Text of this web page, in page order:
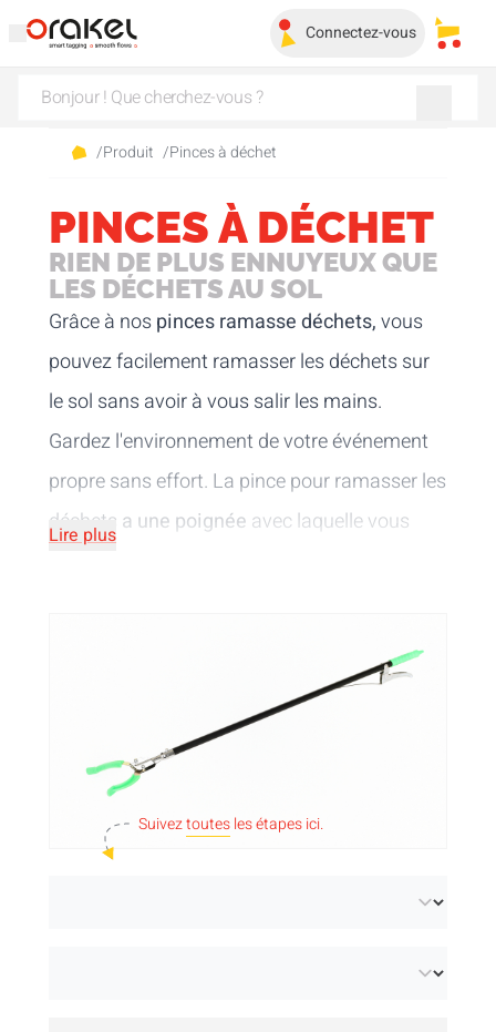
Connectez-vous Mes
/Produit /Pinces à déchet
PINCES À DÉCHET
RIEN DE PLUS ENNUYEUX QUE
LES DÉCHETS AU SOL
Grâce à nospinces ramasse déchets,vous
pouvez facilement ramasser les déchets sur
le sol sans avoir à vous salir les mains.
Gardez l'environnement de votre événement
propre sans effort. La pince pour ramasser les
déchets a une poignée avec laquelle vous
Lire plus
Suiveztoutesles étapes ici.